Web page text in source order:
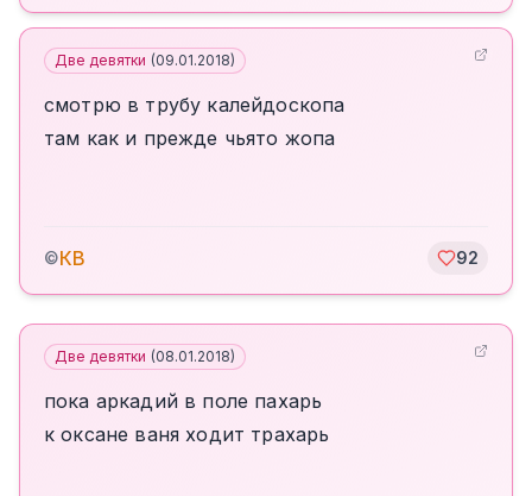
Две девятки (09.01.2018)
смотрю в трубу калейдоскопа
там как и прежде чьято жопа
©КВ 92
Две девятки (08.01.2018)
пока аркадий в поле пахарь
к оксане ваня ходит трахарь